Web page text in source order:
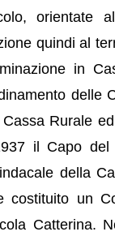
orientate
quindi al
in
delle
Rurale
il Capo
della
costituito un
Catterina.